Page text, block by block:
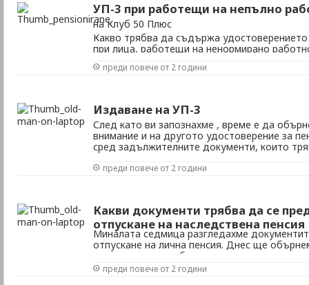
УП-3 при работещи на непълно
на Клуб 50 Плюс
Какво трябва да съдържа
при лица, работещи на ненормирано
преди повече от 2 години
Издаване на УП-3
След като ви запознахме , време е да
внимание и на другото удостоверение за
сред задължителните документи, които
е важно да се знае, че е основен документ
специфични работни условия. УП-3 има за
преди повече от 2 години
Какви документи трябва да се
отпускане на наследствена пенсия
Миналата седмица разгледахме
отпускане на лична пенсия. Днес ще
документите, необходим при отпускане на
наследодателят не е бил пенсионер, освен
за определяне на лична пенсия
преди повече от 2 години